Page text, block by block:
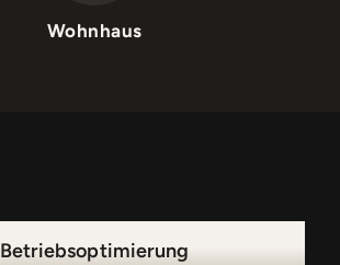
Wohnhaus
Betriebsoptimierung